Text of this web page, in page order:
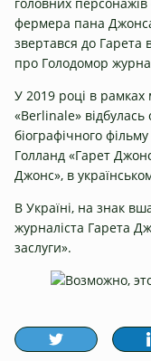
фермера пана
звертався до Гарета
про Голодомор
У 2019 році в рамках
«Berlinale» відбулась
біографічного
Голланд «Гарет
Джонс», в
В Україні, на знак
журналіста Гарета
заслуги».